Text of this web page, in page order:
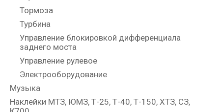
Тормоза
Турбина
Управление блокировкой дифференциала
заднего моста
Управление рулевое
Электрооборудование
Музыка
Наклейки МТЗ, ЮМЗ, Т-25, Т-40, Т-150, ХТЗ, СЗ,